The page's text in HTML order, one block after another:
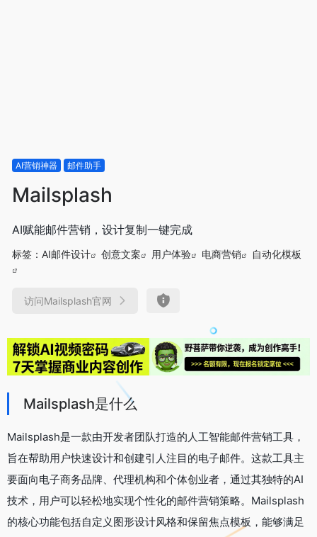
AI营销神器 邮件助手
Mailsplash
AI赋能邮件营销，设计复制一键完成
标签： AI邮件设计 创意文案 用户体验 电商营销 自动化模板
访问Mailsplash官网
Mailsplash是什么
Mailsplash是一款由开发者团队打造的人工智能邮件营销工具，
旨在帮助用户快速设计和创建引人注目的电子邮件。这款工具主
要面向电子商务品牌、代理机构和个体创业者，通过其独特的AI
技术，用户可以轻松地实现个性化的邮件营销策略。Mailsplash
的核心功能包括自定义图形设计风格和保留焦点模板，能够满足